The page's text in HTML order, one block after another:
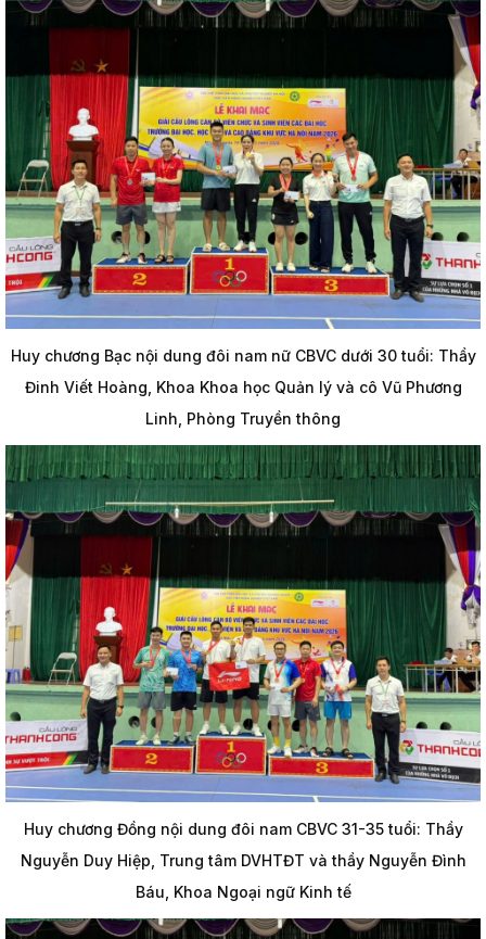
Huy chương Bạc nội dung đôi nam nữ CBVC dưới 30 tuổi: Thầy
Đinh Viết Hoàng, Khoa Khoa học Quản lý và cô Vũ Phương
Linh, Phòng Truyền thông
Huy chương Đồng nội dung đôi nam CBVC 31-35 tuổi: Thầy
Nguyễn Duy Hiệp, Trung tâm DVHTĐT và thầy Nguyễn Đình
Báu, Khoa Ngoại ngữ Kinh tế